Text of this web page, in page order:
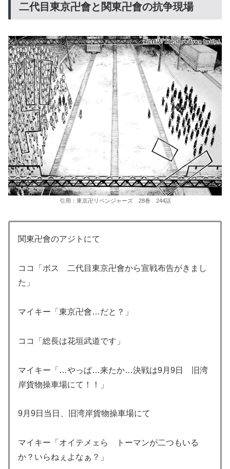
二代目東京卍會と関東卍會の抗争現場
引用：東京卍リベンジャーズ 28巻 244話
関東卍會のアジトにて
ココ「ボス 二代目東京卍會から宣戦布告がきまし
た」
マイキー「東京卍會…だと？」
ココ「総長は花垣武道です」
マイキー「…やっぱ…来たか…決戦は9月9日 旧湾
岸貨物操車場にて！！」
9月9日当日、旧湾岸貨物操車場にて
マイキー「オイテメェら トーマンが二つもいる
か？いらねぇよなぁ？」